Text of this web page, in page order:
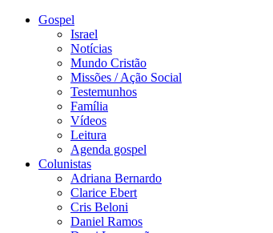
Gospel
Israel
Notícias
Mundo Cristão
Missões / Ação Social
Testemunhos
Família
Vídeos
Leitura
Agenda gospel
Colunistas
Adriana Bernardo
Clarice Ebert
Cris Beloni
Daniel Ramos